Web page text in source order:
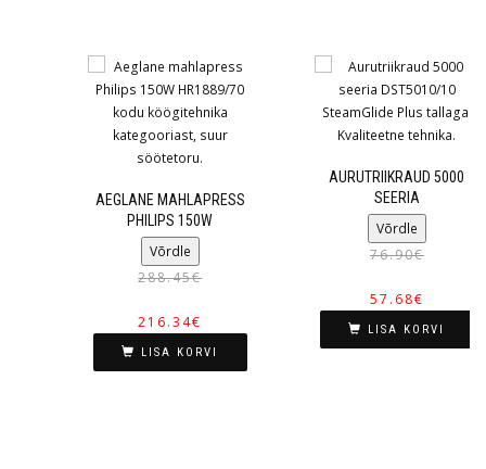
AEGLANE MAHLAPRESS
PHILIPS 150W
Võrdle
288.45€
216.34€
LISA KORVI
AURUTRIIKRAUD 5000
SEERIA
Võrdle
76.90€
57.68€
LISA KORVI